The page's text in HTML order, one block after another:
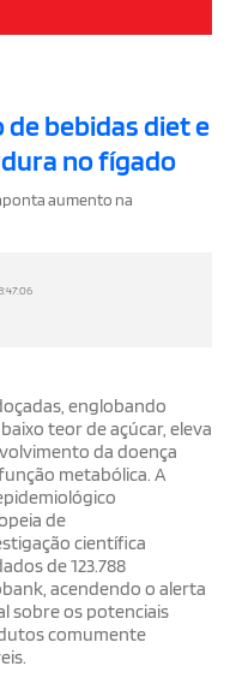
bebidas diet e
no fígado
aumento na
englobando
teor de açúcar, eleva
da doença
metabólica. A
de
científica
de 123.788
acendendo o alerta
sobre os potenciais
comumente